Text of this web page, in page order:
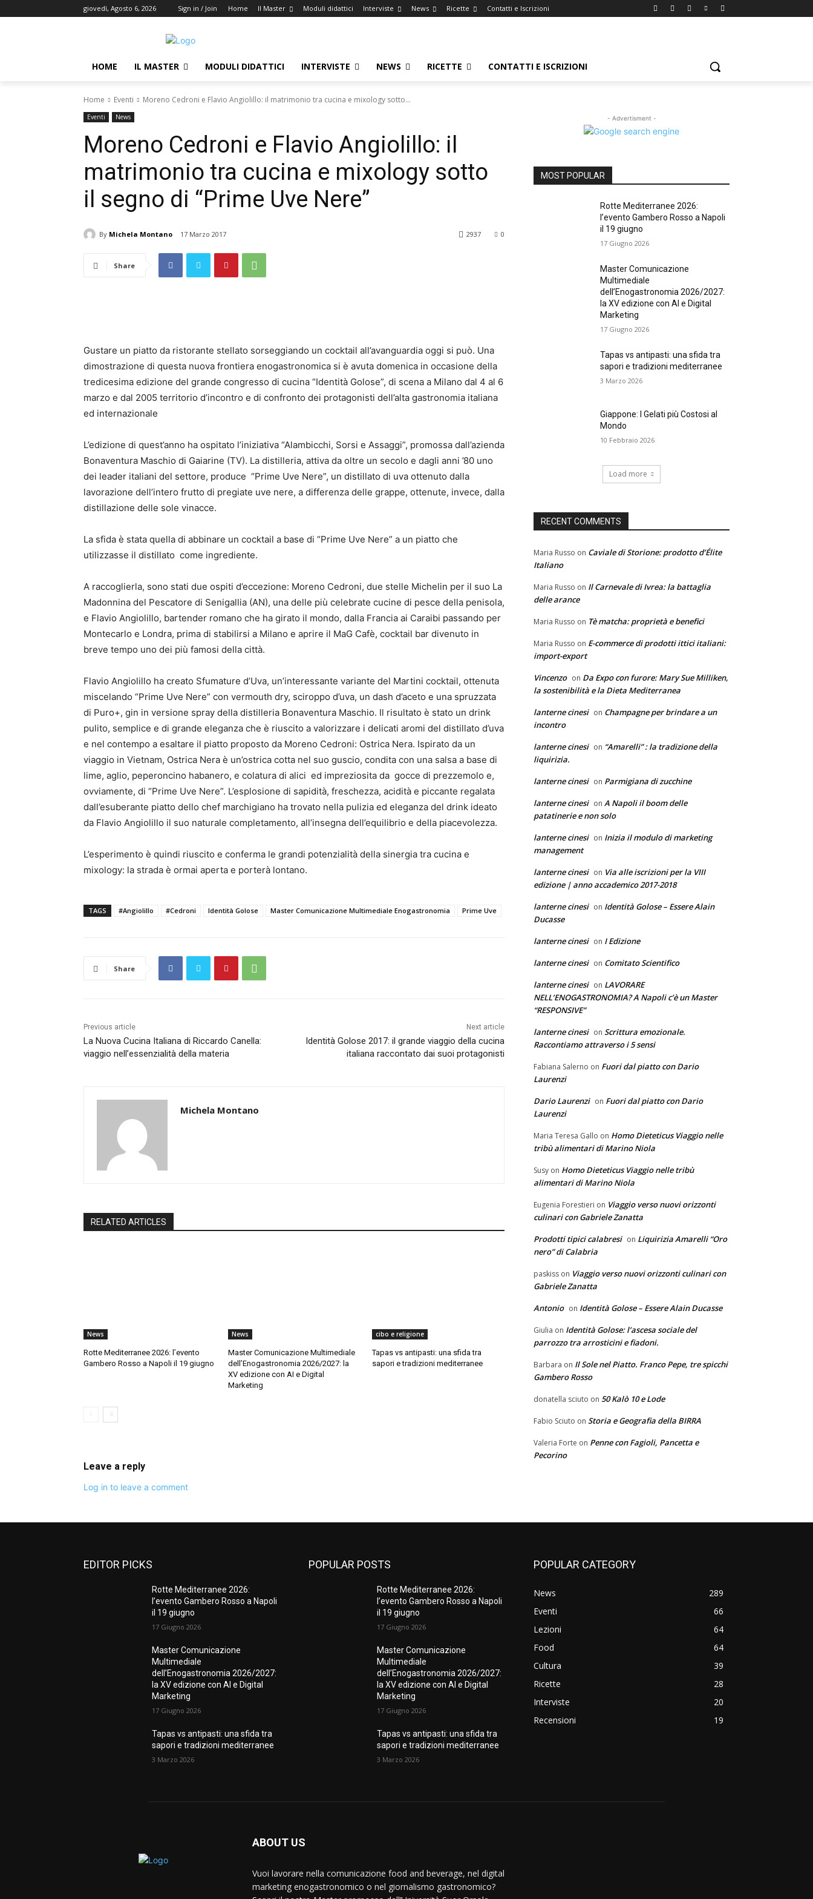
giovedì, Agosto 6, 2026 Sign in / Join Home Il Master Moduli didattici Interviste News Ricette Contatti e Iscrizioni
HOME IL MASTER MODULI DIDATTICI INTERVISTE NEWS RICETTE CONTATTI E ISCRIZIONI
Home Eventi Moreno Cedroni e Flavio Angiolillo: il matrimonio tra cucina e mixology sotto...
Eventi News
Moreno Cedroni e Flavio Angiolillo: il
matrimonio tra cucina e mixology sotto
il segno di “Prime Uve Nere”
By Michela Montano 17 Marzo 2017 0
2937
Share
Gustare un piatto da ristorante stellato sorseggiando un cocktail all’avanguardia oggi si può. Una
dimostrazione di questa nuova frontiera enogastronomica si è avuta domenica in occasione della
tredicesima edizione del grande congresso di cucina “Identità Golose”, di scena a Milano dal 4 al 6
marzo e dal 2005 territorio d’incontro e di confronto dei protagonisti dell’alta gastronomia italiana
ed internazionale
L’edizione di quest’anno ha ospitato l’iniziativa “Alambicchi, Sorsi e Assaggi”, promossa dall’azienda
Bonaventura Maschio di Gaiarine (TV). La distilleria, attiva da oltre un secolo e dagli anni ’80 uno
dei leader italiani del settore, produce “Prime Uve Nere”, un distillato di uva ottenuto dalla
lavorazione dell’intero frutto di pregiate uve nere, a differenza delle grappe, ottenute, invece, dalla
distillazione delle sole vinacce.
La sfida è stata quella di abbinare un cocktail a base di “Prime Uve Nere” a un piatto che
utilizzasse il distillato come ingrediente.
A raccoglierla, sono stati due ospiti d’eccezione: Moreno Cedroni, due stelle Michelin per il suo La
Madonnina del Pescatore di Senigallia (AN), una delle più celebrate cucine di pesce della penisola,
e Flavio Angiolillo, bartender romano che ha girato il mondo, dalla Francia ai Caraibi passando per
Montecarlo e Londra, prima di stabilirsi a Milano e aprire il MaG Cafè, cocktail bar divenuto in
breve tempo uno dei più famosi della città.
Flavio Angiolillo ha creato Sfumature d’Uva, un’interessante variante del Martini cocktail, ottenuta
miscelando “Prime Uve Nere” con vermouth dry, sciroppo d’uva, un dash d’aceto e una spruzzata
di Puro+, gin in versione spray della distilleria Bonaventura Maschio. Il risultato è stato un drink
pulito, semplice e di grande eleganza che è riuscito a valorizzare i delicati aromi del distillato d’uva
e nel contempo a esaltare il piatto proposto da Moreno Cedroni: Ostrica Nera. Ispirato da un
viaggio in Vietnam, Ostrica Nera è un’ostrica cotta nel suo guscio, condita con una salsa a base di
lime, aglio, peperoncino habanero, e colatura di alici ed impreziosita da gocce di prezzemolo e,
ovviamente, di “Prime Uve Nere”. L’esplosione di sapidità, freschezza, acidità e piccante regalata
dall’esuberante piatto dello chef marchigiano ha trovato nella pulizia ed eleganza del drink ideato
da Flavio Angiolillo il suo naturale completamento, all’insegna dell’equilibrio e della piacevolezza.
L’esperimento è quindi riuscito e conferma le grandi potenzialità della sinergia tra cucina e
mixology: la strada è ormai aperta e porterà lontano.
TAGS #Angiolillo #Cedroni Identità Golose Master Comunicazione Multimediale Enogastronomia Prime Uve
Share
Previous article
La Nuova Cucina Italiana di Riccardo Canella:
viaggio nell’essenzialità della materia
Next article
Identità Golose 2017: il grande viaggio della cucina
italiana raccontato dai suoi protagonisti
Michela Montano
RELATED ARTICLES
News
Rotte Mediterranee 2026: l’evento
Gambero Rosso a Napoli il 19 giugno
News
Master Comunicazione Multimediale
dell’Enogastronomia 2026/2027: la
XV edizione con AI e Digital
Marketing
cibo e religione
Tapas vs antipasti: una sfida tra
sapori e tradizioni mediterranee
Leave a reply
Log in to leave a comment
- Advertisment -
MOST POPULAR
Rotte Mediterranee 2026:
l’evento Gambero Rosso a Napoli
il 19 giugno
17 Giugno 2026
Master Comunicazione
Multimediale
dell’Enogastronomia 2026/2027:
la XV edizione con AI e Digital
Marketing
17 Giugno 2026
Tapas vs antipasti: una sfida tra
sapori e tradizioni mediterranee
3 Marzo 2026
Giappone: I Gelati più Costosi al
Mondo
10 Febbraio 2026
Load more
RECENT COMMENTS
Maria Russo on Caviale di Storione: prodotto d’Élite
Italiano
Maria Russo on Il Carnevale di Ivrea: la battaglia
delle arance
Maria Russo on Tè matcha: proprietà e benefici
Maria Russo on E-commerce di prodotti ittici italiani:
import-export
Vincenzo on Da Expo con furore: Mary Sue Milliken,
la sostenibilità e la Dieta Mediterranea
lanterne cinesi on Champagne per brindare a un
incontro
lanterne cinesi on “Amarelli” : la tradizione della
liquirizia.
lanterne cinesi on Parmigiana di zucchine
lanterne cinesi on A Napoli il boom delle
patatinerie e non solo
lanterne cinesi on Inizia il modulo di marketing
management
lanterne cinesi on Via alle iscrizioni per la VIII
edizione | anno accademico 2017-2018
lanterne cinesi on Identità Golose – Essere Alain
Ducasse
lanterne cinesi on I Edizione
lanterne cinesi on Comitato Scientifico
lanterne cinesi on LAVORARE
NELL’ENOGASTRONOMIA? A Napoli c’è un Master
“RESPONSIVE”
lanterne cinesi on Scrittura emozionale.
Raccontiamo attraverso i 5 sensi
Fabiana Salerno on Fuori dal piatto con Dario
Laurenzi
Dario Laurenzi on Fuori dal piatto con Dario
Laurenzi
Maria Teresa Gallo on Homo Dieteticus Viaggio nelle
tribù alimentari di Marino Niola
Susy on Homo Dieteticus Viaggio nelle tribù
alimentari di Marino Niola
Eugenia Forestieri on Viaggio verso nuovi orizzonti
culinari con Gabriele Zanatta
Prodotti tipici calabresi on Liquirizia Amarelli “Oro
nero” di Calabria
paskiss on Viaggio verso nuovi orizzonti culinari con
Gabriele Zanatta
Antonio on Identità Golose – Essere Alain Ducasse
Giulia on Identità Golose: l’ascesa sociale del
parrozzo tra arrosticini e fiadoni.
Barbara on Il Sole nel Piatto. Franco Pepe, tre spicchi
Gambero Rosso
donatella sciuto on 50 Kalò 10 e Lode
Fabio Sciuto on Storia e Geografia della BIRRA
Valeria Forte on Penne con Fagioli, Pancetta e
Pecorino
EDITOR PICKS
Rotte Mediterranee 2026:
l’evento Gambero Rosso a Napoli
il 19 giugno
17 Giugno 2026
Master Comunicazione
Multimediale
dell’Enogastronomia 2026/2027:
la XV edizione con AI e Digital
Marketing
17 Giugno 2026
Tapas vs antipasti: una sfida tra
sapori e tradizioni mediterranee
3 Marzo 2026
POPULAR POSTS
Rotte Mediterranee 2026:
l’evento Gambero Rosso a Napoli
il 19 giugno
17 Giugno 2026
Master Comunicazione
Multimediale
dell’Enogastronomia 2026/2027:
la XV edizione con AI e Digital
Marketing
17 Giugno 2026
Tapas vs antipasti: una sfida tra
sapori e tradizioni mediterranee
3 Marzo 2026
POPULAR CATEGORY
News
289
Eventi
66
Lezioni
64
Food
64
Cultura
39
Ricette
28
Interviste
20
Recensioni
19
ABOUT US
Vuoi lavorare nella comunicazione food and beverage, nel digital
marketing enogastronomico o nel giornalismo gastronomico?